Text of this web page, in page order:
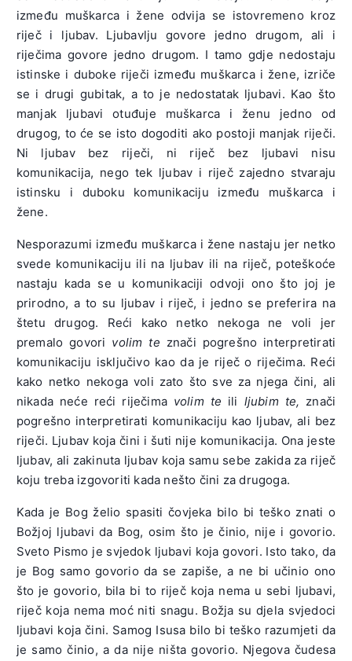
između muškarca i žene odvija se istovremeno kroz
riječ i ljubav. Ljubavlju govore jedno drugom, ali i
riječima govore jedno drugom. I tamo gdje nedostaju
istinske i duboke riječi između muškarca i žene, izriče
se i drugi gubitak, a to je nedostatak ljubavi. Kao što
manjak ljubavi otuđuje muškarca i ženu jedno od
drugog, to će se isto dogoditi ako postoji manjak riječi.
Ni ljubav bez riječi, ni riječ bez ljubavi nisu
komunikacija, nego tek ljubav i riječ zajedno stvaraju
istinsku i duboku komunikaciju između muškarca i
žene.
Nesporazumi između muškarca i žene nastaju jer netko
svede komunikaciju ili na ljubav ili na riječ, poteškoće
nastaju kada se u komunikaciji odvoji ono što joj je
prirodno, a to su ljubav i riječ, i jedno se preferira na
štetu drugog. Reći kako netko nekoga ne voli jer
premalo govori volim te znači pogrešno interpretirati
komunikaciju isključivo kao da je riječ o riječima. Reći
kako netko nekoga voli zato što sve za njega čini, ali
nikada neće reći riječima volim te ili ljubim te, znači
pogrešno interpretirati komunikaciju kao ljubav, ali bez
riječi. Ljubav koja čini i šuti nije komunikacija. Ona jeste
ljubav, ali zakinuta ljubav koja samu sebe zakida za riječ
koju treba izgovoriti kada nešto čini za drugoga.
Kada je Bog želio spasiti čovjeka bilo bi teško znati o
Božjoj ljubavi da Bog, osim što je činio, nije i govorio.
Sveto Pismo je svjedok ljubavi koja govori. Isto tako, da
je Bog samo govorio da se zapiše, a ne bi učinio ono
što je govorio, bila bi to riječ koja nema u sebi ljubavi,
riječ koja nema moć niti snagu. Božja su djela svjedoci
ljubavi koja čini. Samog Isusa bilo bi teško razumjeti da
je samo činio, a da nije ništa govorio. Njegova čudesa